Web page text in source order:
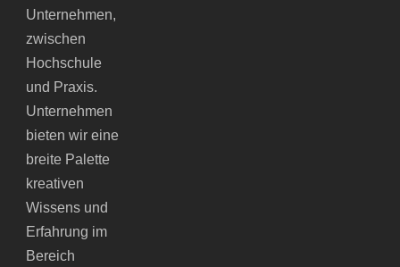
Unternehmen,
zwischen
Hochschule
und Praxis.
Unternehmen
bieten wir eine
breite Palette
kreativen
Wissens und
Erfahrung im
Bereich